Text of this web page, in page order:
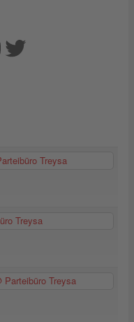
Twitter
Treysa
Treysa
Parteibüro Treysa